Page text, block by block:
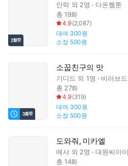
안락외 2명
다온웹툰
총 19화
4.9(2,087)
대여 300원
소장 500원
소꿉친구의 맛
기디드 외 1명
비러브드
총 27화
4.9(319)
대여 300원
소장 500원
도와줘, 미카엘
메샤외 2명
대원씨아이
총 14화